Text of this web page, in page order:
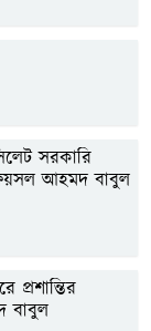
সরকারি
ফয়সল আহমদ বাবুল
প্রশান্তির
বাবুল